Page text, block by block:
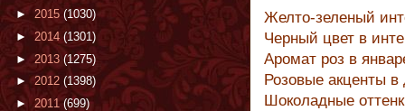
Желто-зеленый
Черный цвет в
Аромат роз в
Розовые акценты
Шоколадные
► 2015 (1030)
►2014 (1301)
►2013 (1275)
►2012 (1398)
► 2011(699)